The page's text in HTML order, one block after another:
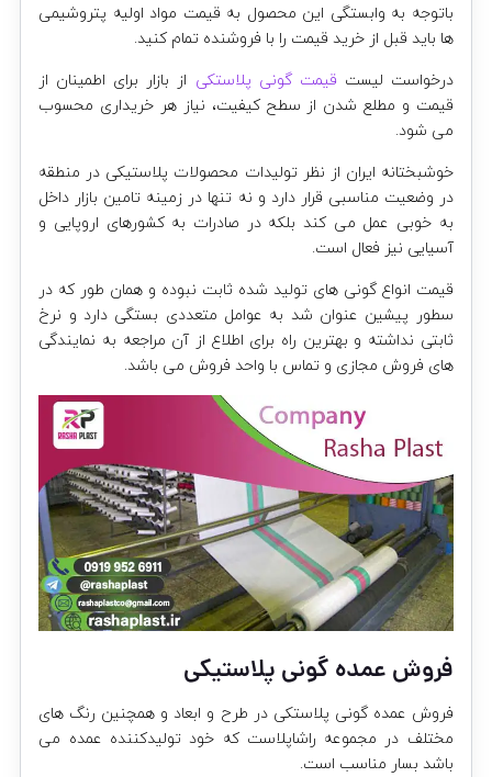
باتوجه به وابستگی این محصول به قیمت مواد اولیه پتروشیمی
ها باید قبل از خرید قیمت را با فروشنده تمام کنید.
درخواست لیست قیمت گونی پلاستکی از بازار برای اطمینان از
قیمت و مطلع شدن از سطح کیفیت، نیاز هر خریداری محسوب
می شود.
خوشبختانه ایران از نظر تولیدات محصولات پلاستیکی در منطقه
در وضعیت مناسبی قرار دارد و نه تنها در زمینه تامین بازار داخل
به خوبی عمل می کند بلکه در صادرات به کشورهای اروپایی و
آسیایی نیز فعال است.
قیمت انواع گونی های تولید شده ثابت نبوده و همان طور که در
سطور پیشین عنوان شد به عوامل متعددی بستگی دارد و نرخ
ثابتی نداشته و بهترین راه برای اطلاع از آن مراجعه به نمایندگی
های فروش مجازی و تماس با واحد فروش می باشد.
فروش عمده گونی پلاستیکی
فروش عمده گونی پلاستکی در طرح و ابعاد و همچنین رنگ های
مختلف در مجموعه راشاپلاست که خود تولیدکننده عمده می
باشد بسار مناسب است.